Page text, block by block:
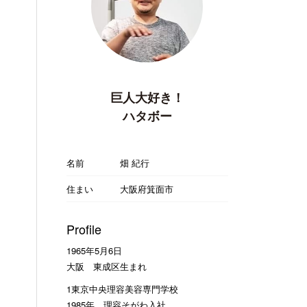
巨人大好き！
ハタボー
名前
畑 紀行
住まい
大阪府箕面市
Profile
1965年5月6日
大阪 東成区生まれ
1東京中央理容美容専門学校
1985年 理容そがわ入社